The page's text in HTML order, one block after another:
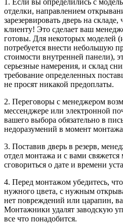
1. Если вы определились с
отделки, направлением
зарезервировать дверь на
клиенту! Это сделает ваш
готовы. Для некоторых моделей
потребуется внести небольшую
стоимости внутренней панели),
серьезные намерения, и склад
требование определенных
не просят никакой предоплаты.
2. Переговоры с менеджером
мессенджере или электронной
вашего выбора обязательно в
недоразумений в момент
3. Поставив дверь в резерв,
отдел монтажа и с вами свяжется
сговориться о дате и времени
4. Перед монтажом убедитесь,
нужного цвета, с нужным
нет повреждений или царапин,
Монтажники удалят заводскую
все что понадобится.